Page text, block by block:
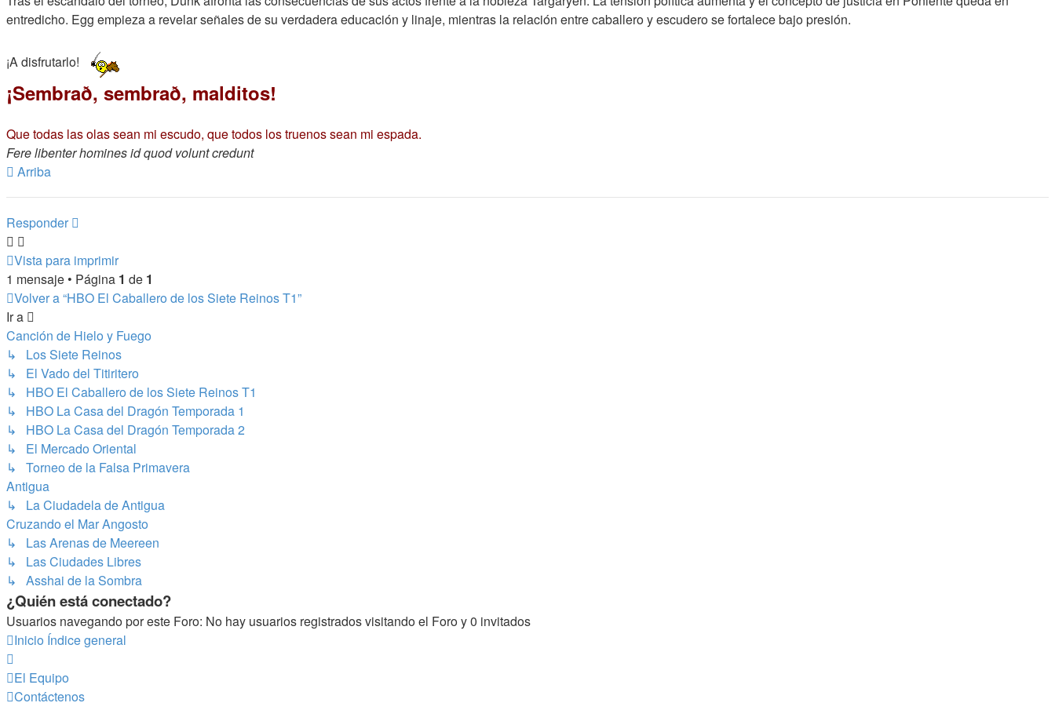
entredicho. Egg empieza a revelar señales de su verdadera educación y linaje, mientras la relación entre caballero y escudero se fortalece bajo presión.
¡A disfrutarlo!
¡Sembrað, sembrað, malditos!
Que todas las olas sean mi escudo, que todos los truenos sean mi espada.
Fere libenter homines id quod volunt credunt
Arriba
Responder
Vista para imprimir
1 mensaje • Página 1 de 1
Volver a “HBO El Caballero de los Siete Reinos T1”
Ir a
Canción de Hielo y Fuego
↳ Los Siete Reinos
↳ El Vado del Titiritero
↳ HBO El Caballero de los Siete Reinos T1
↳ HBO La Casa del Dragón Temporada 1
↳ HBO La Casa del Dragón Temporada 2
↳ El Mercado Oriental
↳ Torneo de la Falsa Primavera
Antigua
↳ La Ciudadela de Antigua
Cruzando el Mar Angosto
↳ Las Arenas de Meereen
↳ Las Ciudades Libres
↳ Asshai de la Sombra
¿Quién está conectado?
Usuarios navegando por este Foro: No hay usuarios registrados visitando el Foro y 0 invitados
Inicio Índice general
El Equipo
Contáctenos